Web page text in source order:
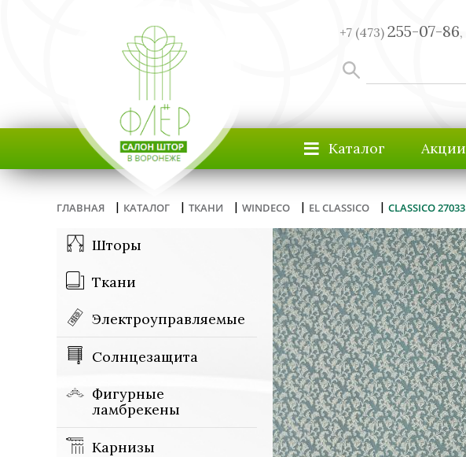
+7 (473) 255-07-86,
≡ Каталог Акции
ГЛАВНАЯ | КАТАЛОГ | ТКАНИ | WINDECO | EL CLASSICO | CLASSICO 27033
Шторы
Ткани
Электроуправляемые
Солнцезащита
Фигурные
ламбрекены
Карнизы